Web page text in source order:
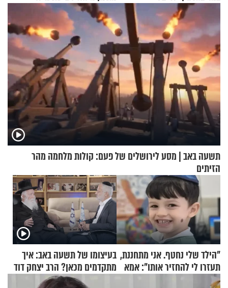
שאתם חייבים לנסות
תשעה באב | מסע לירושלים של פעם: קולות מלחמה מהר
הזיתים
"הילד שלי נחטף. אני מתחננת,
תעזרו לי להחזיר אותו": אמא
של יובל בן ה-4 בריאיון דומע
בעיצומו של תשעה באב: איך
מתקדמים מכאן? הרב יצחק דוד
גרוסמן בשיחה מיוחדת